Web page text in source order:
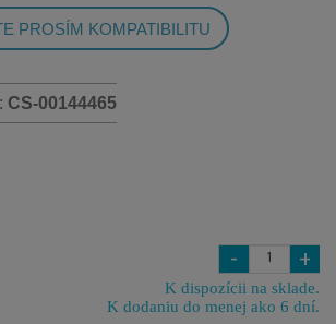
PROSÍM KOMPATIBILITU
CS-00144465
- +
K dispozícii na sklade.
K dodaniu do menej ako 6 dní.